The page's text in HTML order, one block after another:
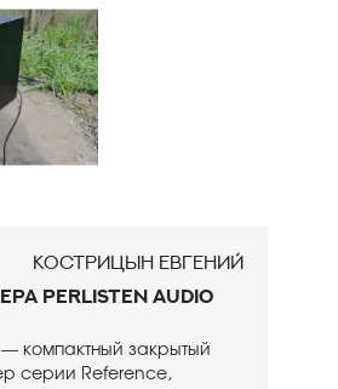
Кострицын Евгений
Perlisten Audio
— компактный закрытый
серии Reference,